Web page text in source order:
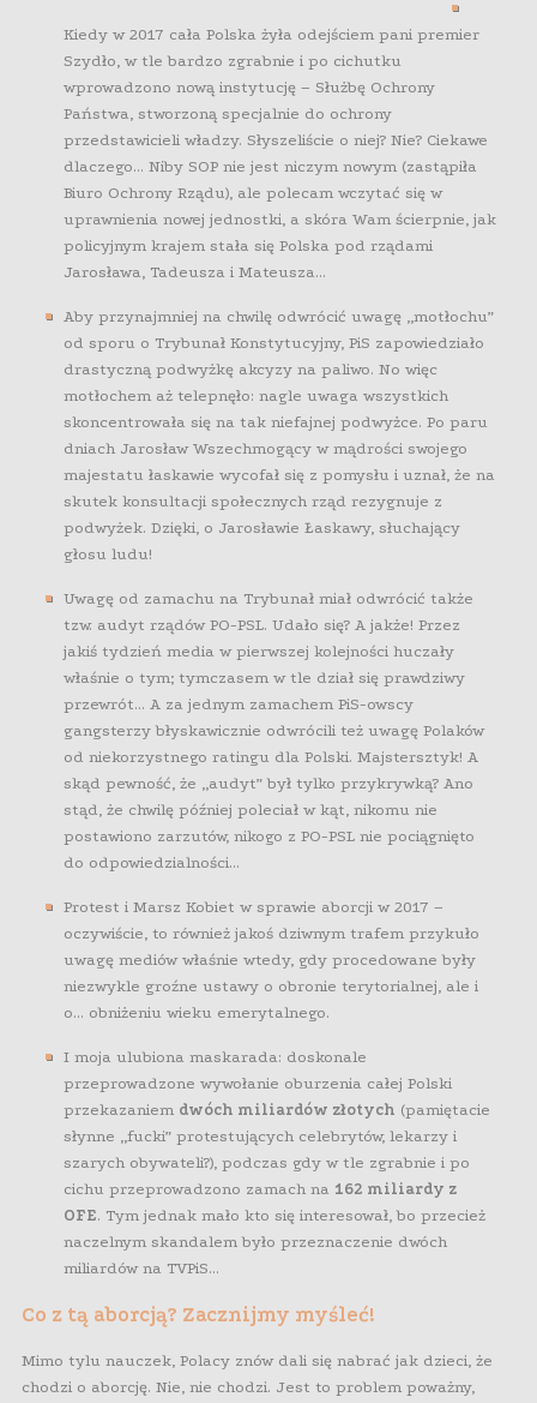
Kiedy w 2017 cała Polska żyła odejściem pani premier
Szydło, w tle bardzo zgrabnie i po cichutku
wprowadzono nową instytucję – Służbę Ochrony
Państwa, stworzoną specjalnie do ochrony
przedstawicieli władzy. Słyszeliście o niej? Nie? Ciekawe
dlaczego… Niby SOP nie jest niczym nowym (zastąpiła
Biuro Ochrony Rządu), ale polecam wczytać się w
uprawnienia nowej jednostki, a skóra Wam ścierpnie, jak
policyjnym krajem stała się Polska pod rządami
Jarosława, Tadeusza i Mateusza…
Aby przynajmniej na chwilę odwrócić uwagę „motłochu”
od sporu o Trybunał Konstytucyjny, PiS zapowiedziało
drastyczną podwyżkę akcyzy na paliwo. No więc
motłochem aż telepnęło: nagle uwaga wszystkich
skoncentrowała się na tak niefajnej podwyżce. Po paru
dniach Jarosław Wszechmogący w mądrości swojego
majestatu łaskawie wycofał się z pomysłu i uznał, że na
skutek konsultacji społecznych rząd rezygnuje z
podwyżek. Dzięki, o Jarosławie Łaskawy, słuchający
głosu ludu!
Uwagę od zamachu na Trybunał miał odwrócić także
tzw. audyt rządów PO-PSL. Udało się? A jakże! Przez
jakiś tydzień media w pierwszej kolejności huczały
właśnie o tym; tymczasem w tle dział się prawdziwy
przewrót… A za jednym zamachem PiS-owscy
gangsterzy błyskawicznie odwrócili też uwagę Polaków
od niekorzystnego ratingu dla Polski. Majstersztyk! A
skąd pewność, że „audyt” był tylko przykrywką? Ano
stąd, że chwilę później poleciał w kąt, nikomu nie
postawiono zarzutów, nikogo z PO-PSL nie pociągnięto
do odpowiedzialności…
Protest i Marsz Kobiet w sprawie aborcji w 2017 –
oczywiście, to również jakoś dziwnym trafem przykuło
uwagę mediów właśnie wtedy, gdy procedowane były
niezwykle groźne ustawy o obronie terytorialnej, ale i
o… obniżeniu wieku emerytalnego.
I moja ulubiona maskarada: doskonale
przeprowadzone wywołanie oburzenia całej Polski
przekazaniem dwóch miliardów złotych (pamiętacie
słynne „fucki” protestujących celebrytów, lekarzy i
szarych obywateli?), podczas gdy w tle zgrabnie i po
cichu przeprowadzono zamach na 162 miliardy z
OFE. Tym jednak mało kto się interesował, bo przecież
naczelnym skandalem było przeznaczenie dwóch
miliardów na TVPiS…
Co z tą aborcją? Zacznijmy myśleć!
Mimo tylu nauczek, Polacy znów dali się nabrać jak dzieci, że
chodzi o aborcję. Nie, nie chodzi. Jest to problem poważny,